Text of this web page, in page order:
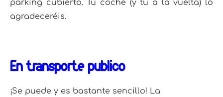
parking cubierto. Tu coche (y tú a la vuelta) lo
agradeceréis.
En transporte público
¡Se puede y es bastante sencillo! La